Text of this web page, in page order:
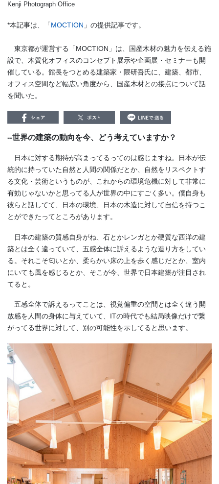
Kenji Photograph Office
*本記事は、「MOCTION 」の提供記事です。
東京都が運営する「MOCTION」は、国産木材の魅力を伝える施
設で、木質化オフィスのコンセプト展示や企画展・セミナーも開
催している。館長をつとめる建築家・隈研吾氏に、建築、都市、
オフィス空間など幅広い角度から、国産木材との接点について話
を聞いた。
--世界の建築の動向を今、どう考えていますか？
日本に対する期待が高まってるってのは感じますね。日本が伝
統的に持っていた自然と人間の関係だとか、自然をリスペクトす
る文化・芸術というものが、これからの環境危機に対して非常に
有効じゃないかと思ってる人が世界の中にすごく多い。僕自身も
彼らと話してて、日本の環境、日本の木造に対して自信を持つこ
とができたってところがあります。
日本の建築の質感自身がね、石とかレンガとか硬質な西洋の建
築とは全く違っていて、五感全体に訴えるような造り方をしてい
る。それこそ匂いとか、柔らかい床の上を歩く感じだとか、室内
にいても風を感じるとか、そこが今、世界で日本建築が注目され
てると。
五感全体で訴えるってことは、視覚偏重の空間とは全く違う開
放感を人間の身体に与えていて、ITの時代でも結局映像だけで繋
がってる世界に対して、別の可能性を示してると思います。